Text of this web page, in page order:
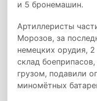
и 5 бронемашин.
Артиллеристы
Морозов, за
немецких орудия,
склад
грузом, подавили
миномётных